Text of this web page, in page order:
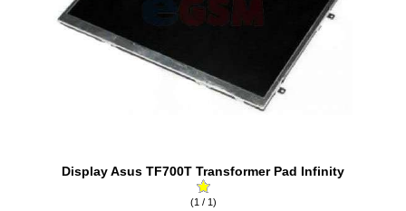
Display Asus TF700T Transformer Pad Infinity
(1 / 1)